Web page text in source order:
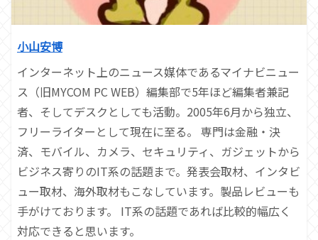
小山安博
インターネット上のニュース媒体であるマイナビニュー
ス（旧MYCOM PC WEB）編集部で5年ほど編集者兼記
者、そしてデスクとしても活動。2005年6月から独立、
フリーライターとして現在に至る。 専門は金融・決
済、モバイル、カメラ、セキュリティ、ガジェットから
ビジネス寄りのIT系の話題まで。発表会取材、インタビ
ュー取材、海外取材もこなしています。製品レビューも
手がけております。 IT系の話題であれば比較的幅広く
対応できると思います。